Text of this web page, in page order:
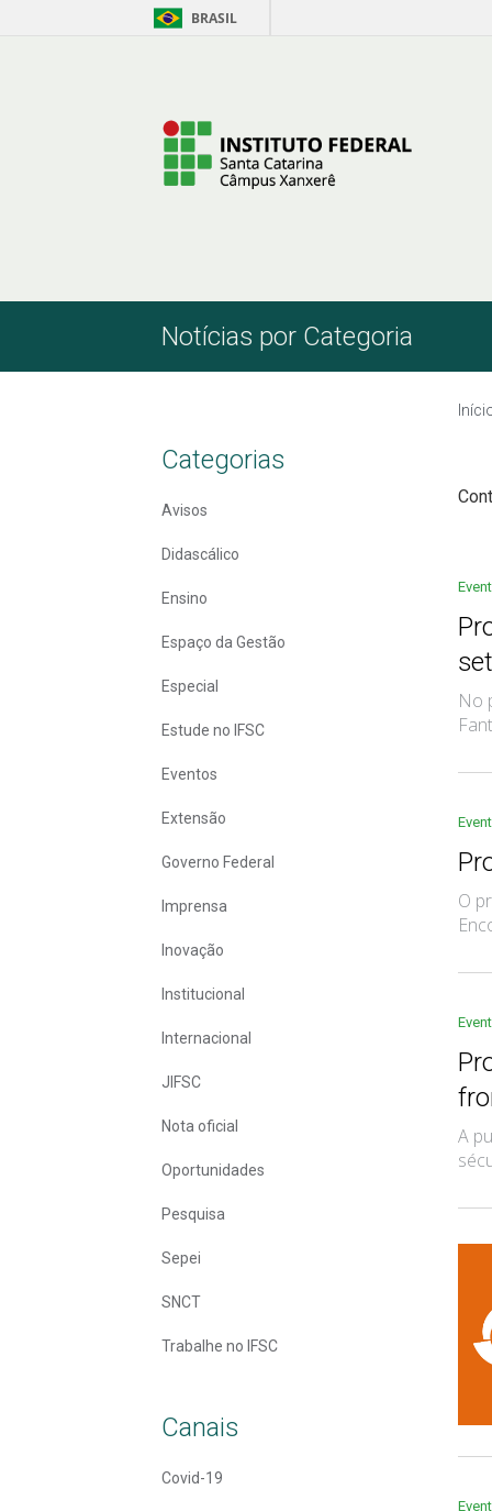
Pular para o Conteúdo BRASIL
Notícias por Categoria
Categorias
Avisos
Didascálico
Ensino
Espaço da Gestão
Especial
Estude no IFSC
Eventos
Extensão
Governo Federal
Imprensa
Inovação
Institucional
Internacional
JIFSC
Nota oficial
Oportunidades
Pesquisa
Sepei
SNCT
Trabalhe no IFSC
Canais
Covid-19
No
O
A